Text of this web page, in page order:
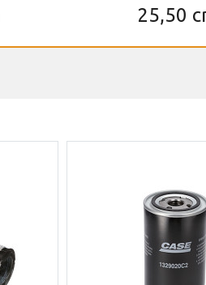
25,50